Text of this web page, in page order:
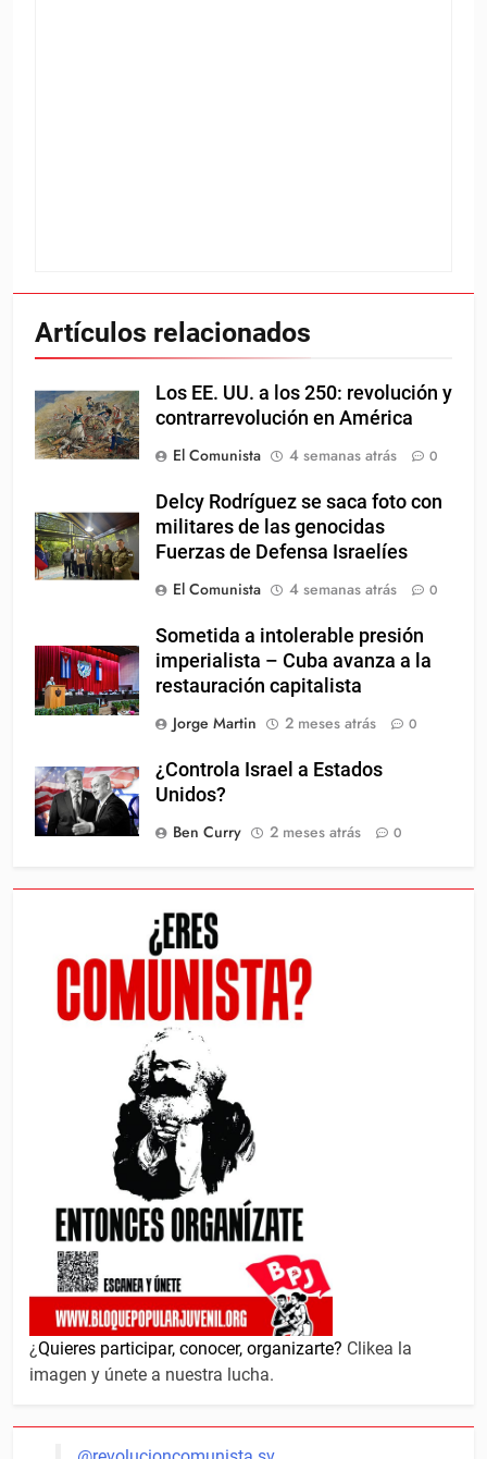
Artículos relacionados
Los EE. UU. a los 250: revolución y
contrarrevolución en América
El Comunista
4 semanas atrás 0
Delcy Rodríguez se saca foto con
militares de las genocidas
Fuerzas de Defensa Israelíes
El Comunista
4 semanas atrás 0
Sometida a intolerable presión
imperialista – Cuba avanza a la
restauración capitalista
Jorge Martin
2 meses atrás 0
¿Controla Israel a Estados
Unidos?
Ben Curry
2 meses atrás 0
¿Quieres participar, conocer, organizarte? Clikea la
imagen y únete a nuestra lucha.